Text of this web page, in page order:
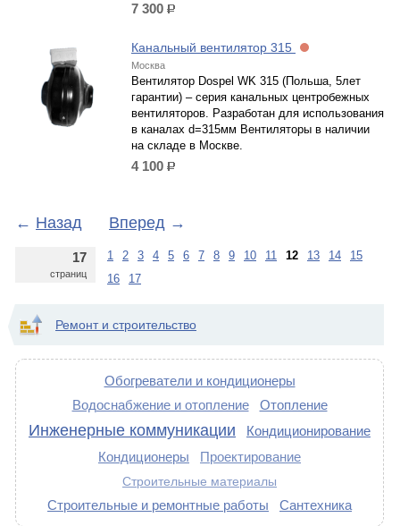
7 300 р.
Канальный вентилятор 315
Москва
Вентилятор Dospel WK 315 (Польша, 5лет
гарантии) – серия канальных центробежных
вентиляторов. Разработан для использования
в каналах d=315мм Вентиляторы в наличии
на складе в Москве.
4 100 р.
← Назад Вперед →
17
страниц
1 2 3 4 5 6 7 8 9 10 11 12 13 14
15
16
17
Ремонт и строительство
Обогреватели и кондиционеры
Водоснабжение и отопление
Отопление
Инженерные коммуникации
Кондиционирование
Кондиционеры
Проектирование
Строительные материалы
Строительные и ремонтные работы Сантехника